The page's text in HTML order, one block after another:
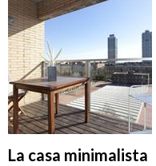
La casa minimalista